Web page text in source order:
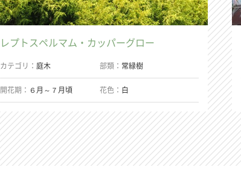
レプトスペルマム・カッパーグロー
カテゴリ 庭木 部類 常緑樹
開花期 ６月～７月頃 花色 白